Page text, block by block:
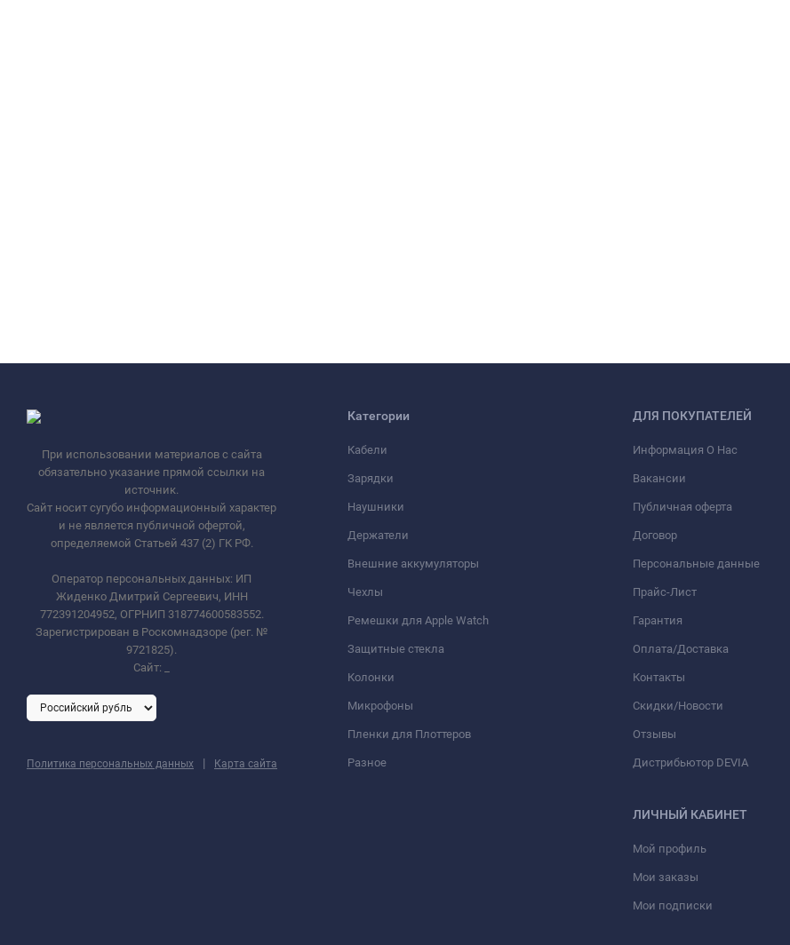
При использовании материалов с сайта
обязательно указание прямой ссылки на
источник.
Сайт носит сугубо информационный характер
и не является публичной офертой,
определяемой Статьей 437 (2) ГК РФ.
Оператор персональных данных: ИП
Жиденко Дмитрий Сергеевич, ИНН
772391204952, ОГРНИП 318774600583552.
Зарегистрирован в Роскомнадзоре (рег. №
9721825).
Сайт:
Политика персональных данных | Карта сайта
Категории
Кабели
Зарядки
Наушники
Держатели
Внешние аккумуляторы
Чехлы
Ремешки для Apple Watch
Защитные стекла
Колонки
Микрофоны
Пленки для Плоттеров
Разное
ДЛЯ ПОКУПАТЕЛЕЙ
Информация О Нас
Вакансии
Публичная оферта
Договор
Персональные данные
Прайс-Лист
Гарантия
Оплата/Доставка
Контакты
Скидки/Новости
Отзывы
Дистрибьютор DEVIA
ЛИЧНЫЙ КАБИНЕТ
Мой профиль
Мои заказы
Мои подписки